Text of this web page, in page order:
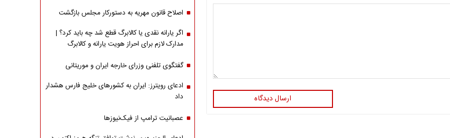
ارسال دیدگاه
اصلاح قانون مهریه به دستورکار مجلس بازگشت
اگر یارانه نقدی یا کالابرگ قطع شد چه باید کرد؟ |
مدارک لازم برای احراز هویت یارانه و کالابرگ
گفتگوی تلفنی وزرای خارجه ایران و موریتانی
ادعای رویترز: ایران به کشورهای خلیج فارس هشدار
داد
عصبانیت ترامپ از فیک‌نیوزها